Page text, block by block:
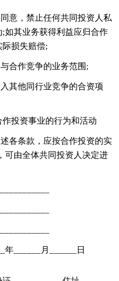
意，禁止任何共同投资人私
如其业务获得利益应归合作
损失赔偿;
合作竞争的业务范围;
其他同行业竞争的合资项
投资事业的行为和活动
各条款，应按合作投资的实
可由全体共同投资人决定进
年______月______日